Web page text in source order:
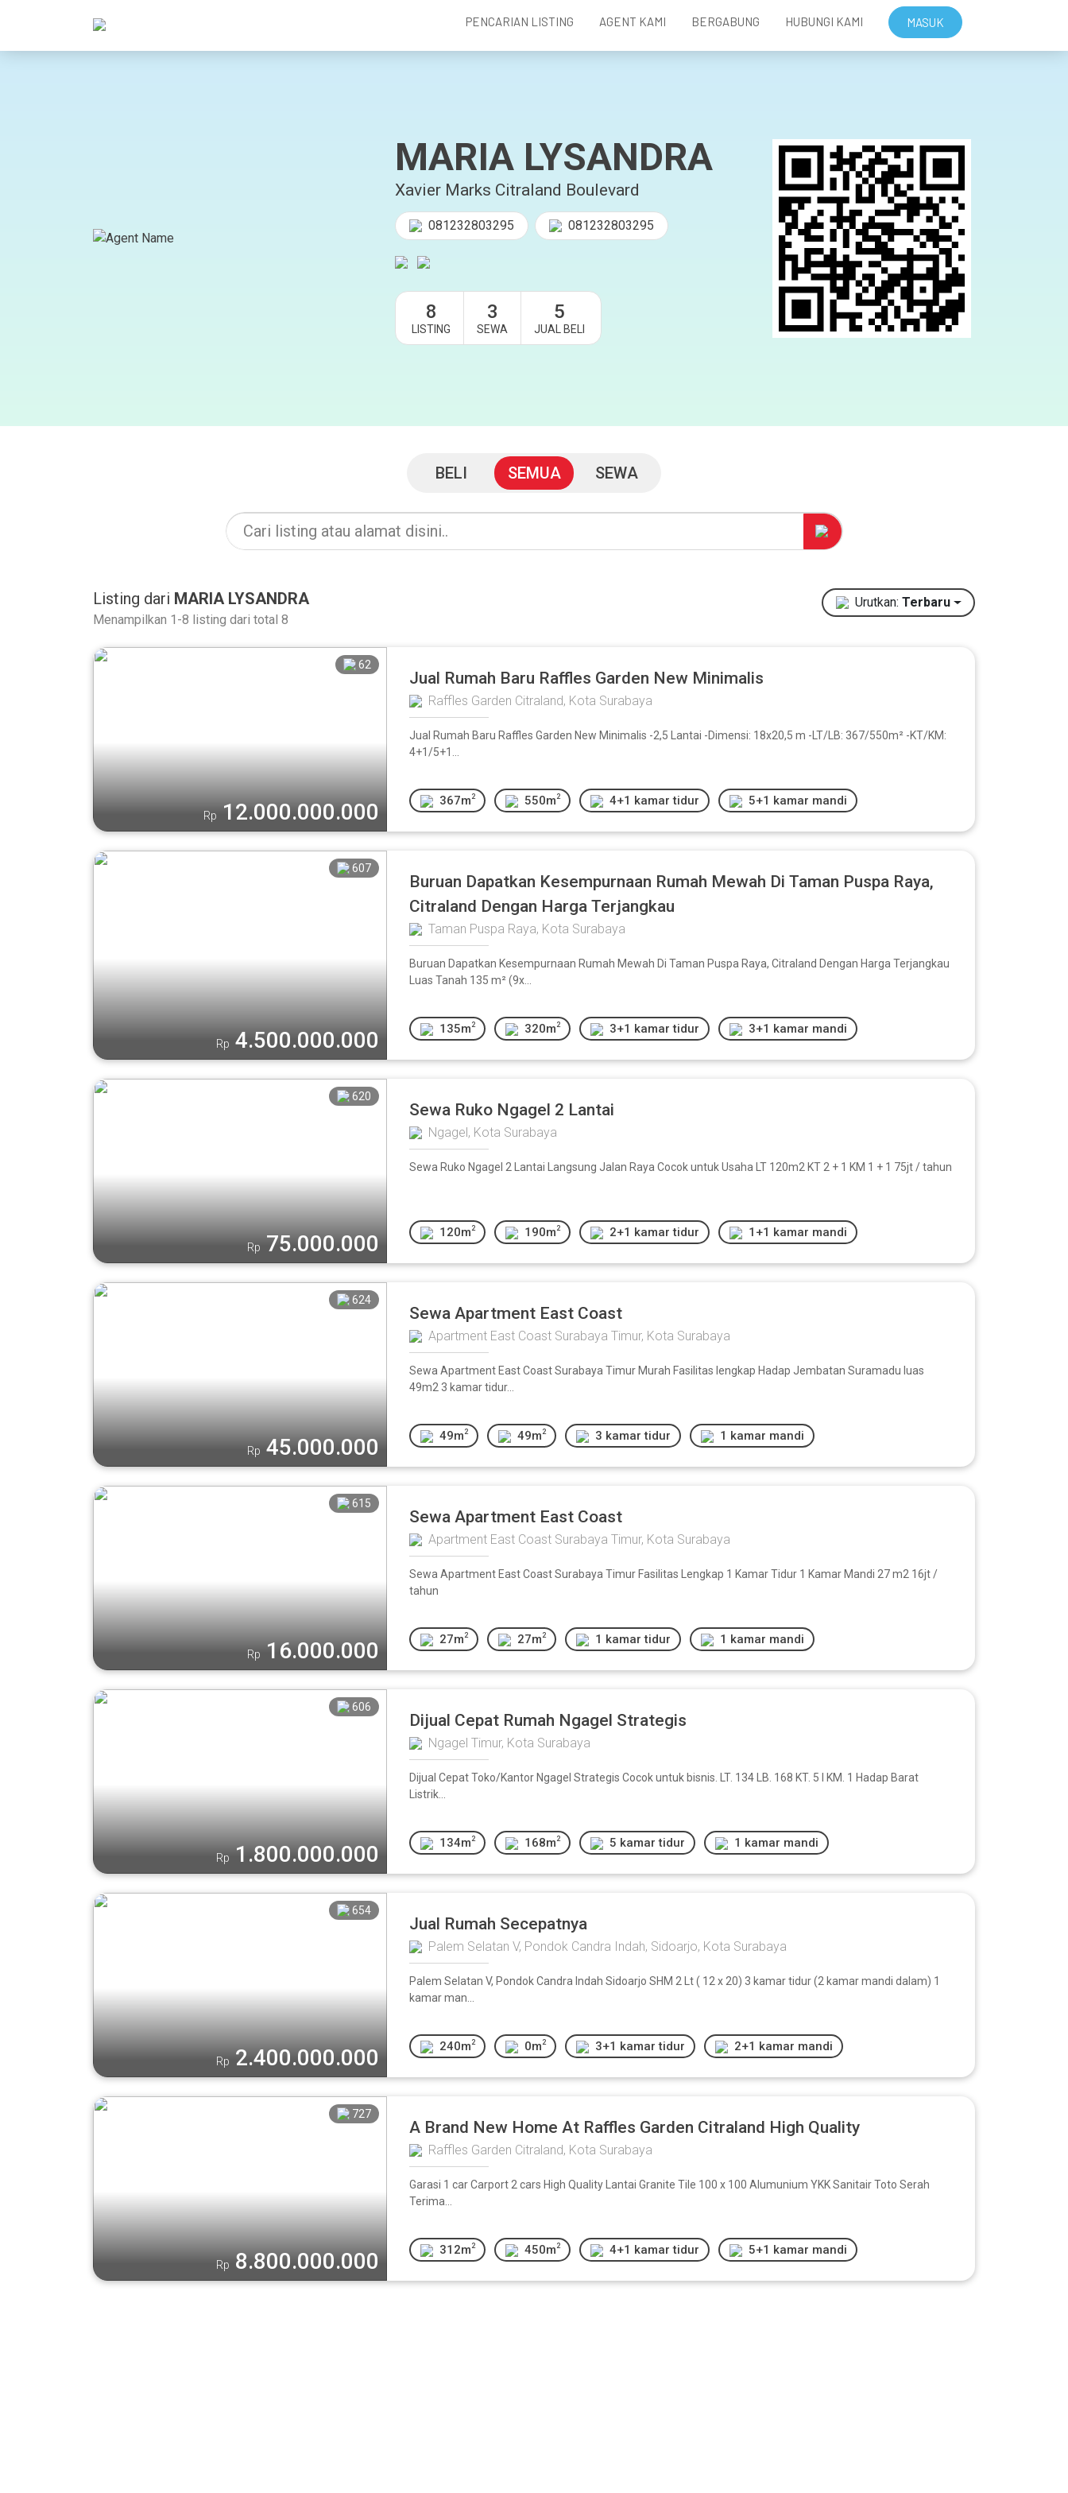
PENCARIAN LISTING AGENT KAMI BERGABUNG HUBUNGI KAMI MASUK
MARIA LYSANDRA
Xavier Marks Citraland Boulevard
081232803295 081232803295
8
LISTING
3
SEWA
5
JUAL BELI
BELI SEMUA SEWA
Listing dari MARIA LYSANDRA
Menampilkan 1-8 listing dari total 8
Urutkan: Terbaru
62
Rp 12.000.000.000
Jual Rumah Baru Raffles Garden New Minimalis
Raffles Garden Citraland, Kota Surabaya
Jual Rumah Baru Raffles Garden New Minimalis -2,5 Lantai -Dimensi: 18x20,5 m -LT/LB: 367/550m² -KT/KM:
4+1/5+1...
367m 2 550m 2 4+1 kamar tidur 5+1 kamar mandi
607
Rp 4.500.000.000
Buruan Dapatkan Kesempurnaan Rumah Mewah Di Taman Puspa Raya,
Citraland Dengan Harga Terjangkau
Taman Puspa Raya, Kota Surabaya
Buruan Dapatkan Kesempurnaan Rumah Mewah Di Taman Puspa Raya, Citraland Dengan Harga Terjangkau
Luas Tanah 135 m² (9x...
135m 2 320m 2 3+1 kamar tidur 3+1 kamar mandi
620
Rp 75.000.000
Sewa Ruko Ngagel 2 Lantai
Ngagel, Kota Surabaya
Sewa Ruko Ngagel 2 Lantai Langsung Jalan Raya Cocok untuk Usaha LT 120m2 KT 2 + 1 KM 1 + 1 75jt / tahun
120m 2 190m 2 2+1 kamar tidur 1+1 kamar mandi
624
Rp 45.000.000
Sewa Apartment East Coast
Apartment East Coast Surabaya Timur, Kota Surabaya
Sewa Apartment East Coast Surabaya Timur Murah Fasilitas lengkap Hadap Jembatan Suramadu luas
49m2 3 kamar tidur...
49m 2 49m 2 3 kamar tidur 1 kamar mandi
615
Rp 16.000.000
Sewa Apartment East Coast
Apartment East Coast Surabaya Timur, Kota Surabaya
Sewa Apartment East Coast Surabaya Timur Fasilitas Lengkap 1 Kamar Tidur 1 Kamar Mandi 27 m2 16jt /
tahun
27m 2 27m 2 1 kamar tidur 1 kamar mandi
606
Rp 1.800.000.000
Dijual Cepat Rumah Ngagel Strategis
Ngagel Timur, Kota Surabaya
Dijual Cepat Toko/Kantor Ngagel Strategis Cocok untuk bisnis. LT. 134 LB. 168 KT. 5 I KM. 1 Hadap Barat
Listrik...
134m 2 168m 2 5 kamar tidur 1 kamar mandi
654
Rp 2.400.000.000
Jual Rumah Secepatnya
Palem Selatan V, Pondok Candra Indah, Sidoarjo, Kota Surabaya
Palem Selatan V, Pondok Candra Indah Sidoarjo SHM 2 Lt ( 12 x 20) 3 kamar tidur (2 kamar mandi dalam) 1
kamar man...
240m 2 0m 2 3+1 kamar tidur 2+1 kamar mandi
727
Rp 8.800.000.000
A Brand New Home At Raffles Garden Citraland High Quality
Raffles Garden Citraland, Kota Surabaya
Garasi 1 car Carport 2 cars High Quality Lantai Granite Tile 100 x 100 Alumunium YKK Sanitair Toto Serah
Terima...
312m 2 450m 2 4+1 kamar tidur 5+1 kamar mandi